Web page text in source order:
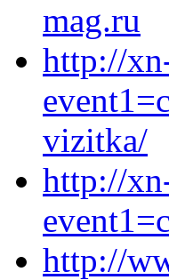
mag.ru
http://
vizitka/
http://
http://